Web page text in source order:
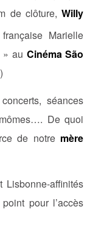
de clôture,Willy
Marielle
» au Cinéma São
séances
De quoi
de notre mère
affinités
pour l’accès